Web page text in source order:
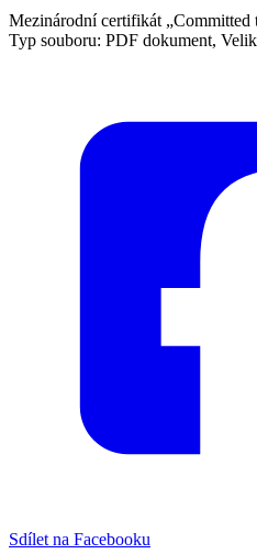
Mezinárodní certifikát
Typ souboru: PDF dokument,
Sdílet na Facebooku